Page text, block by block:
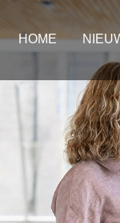
HOME